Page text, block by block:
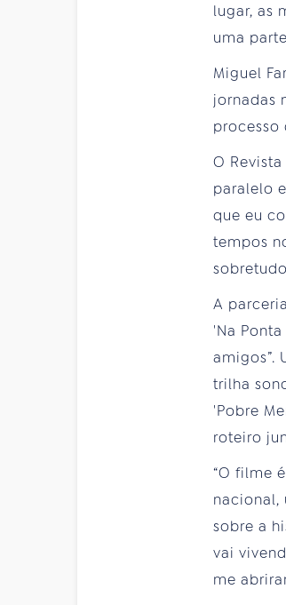
lugar, as
uma
Miguel
jornadas
processo
O
paralelo
que eu
tempos
A
'Na
amigos”.
trilha
'Pobre
roteiro
“O filme
nacional,
sobre a
vai
me